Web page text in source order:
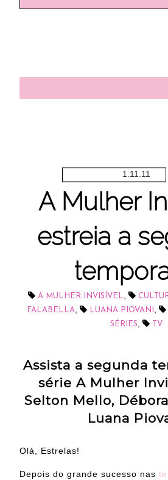
1.11.11
A Mulher
estreia a
A MULHER INVISÍVEL
FALABELLA
LUANA PIOVANI
SÉRIES TV
Assista a segunda
série A Mulher
Selton Mello,
Luana
Olá, Estrelas!
Depois do grande sucesso nas